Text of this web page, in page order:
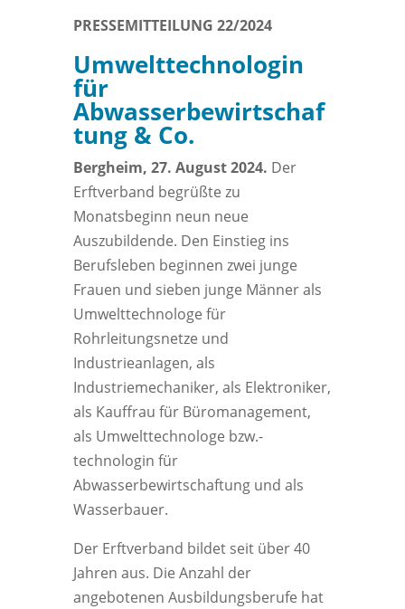
PRESSEMITTEILUNG 22/2024
Umwelttechnologin
für
Abwasserbewirtschaf
tung & Co.
Bergheim, 27. August 2024. Der
Erftverband begrüßte zu
Monatsbeginn neun neue
Auszubildende. Den Einstieg ins
Berufsleben beginnen zwei junge
Frauen und sieben junge Männer als
Umwelttechnologe für
Rohrleitungsnetze und
Industrieanlagen, als
Industriemechaniker, als Elektroniker,
als Kauffrau für Büromanagement,
als Umwelttechnologe bzw.-
technologin für
Abwasserbewirtschaftung und als
Wasserbauer.
Der Erftverband bildet seit über 40
Jahren aus. Die Anzahl der
angebotenen Ausbildungsberufe hat